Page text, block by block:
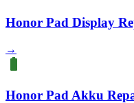
Honor Pad Display
→
Honor Pad Akku